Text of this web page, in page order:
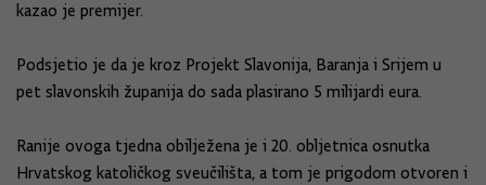
kazao je premijer.
Podsjetio je da je kroz Projekt Slavonija, Baranja i Srijem u
pet slavonskih županija do sada plasirano 5 milijardi eura.
Ranije ovoga tjedna obilježena je i 20. obljetnica osnutka
Hrvatskog katoličkog sveučilišta, a tom je prigodom otvoren i